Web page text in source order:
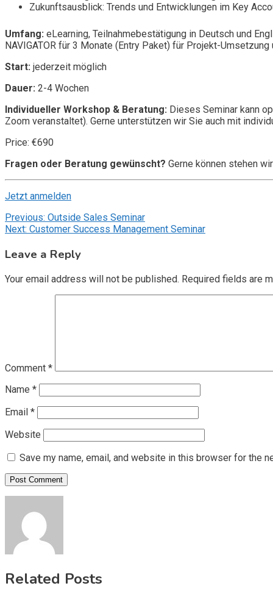
Zukunftsausblick: Trends und Entwicklungen im Key
Umfang: eLearning, Teilnahmebestätigung in Deutsch und
NAVIGATOR für 3 Monate (Entry Paket) für Projekt-
Start: jederzeit möglich
Dauer: 2-4 Wochen
Individueller Workshop & Beratung: Dieses Seminar kann
Zoom veranstaltet). Gerne unterstützen wir Sie auch mit
Price: €690
Fragen oder Beratung gewünscht? Gerne können stehen
Jetzt anmelden
Post
navigation
Previous: Outside Sales Seminar
Next: Customer Success Management Seminar
Leave a Reply
Your email address will not be published. Required fields are
Comment *
Name *
Email *
Website
Save my name, email, and website in this browser for the
Related Posts